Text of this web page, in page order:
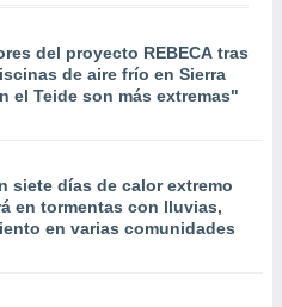
del proyecto REBECA tras
de aire frío en Sierra
el Teide son más extremas"
siete días de calor extremo
en tormentas con lluvias,
en varias comunidades